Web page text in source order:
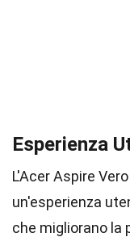
Esperienza
L'Acer Aspire
un'esperienza
che migliorano la